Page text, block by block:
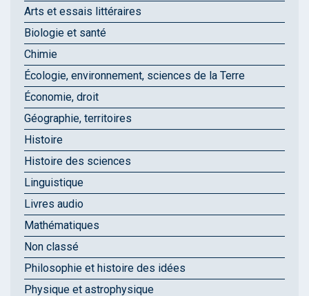
Arts et essais littéraires
Biologie et santé
Chimie
Écologie, environnement, sciences de la Terre
Économie, droit
Géographie, territoires
Histoire
Histoire des sciences
Linguistique
Livres audio
Mathématiques
Non classé
Philosophie et histoire des idées
Physique et astrophysique